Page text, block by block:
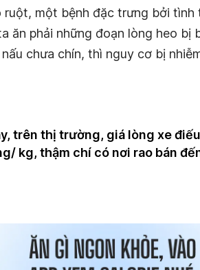
ruột, một bệnh đặc trưng bởi tình
ăn phải những đoạn lòng heo bị
chưa chín, thì nguy cơ bị
trên thị trường, giá lòng xe
kg, thậm chí có nơi rao bán